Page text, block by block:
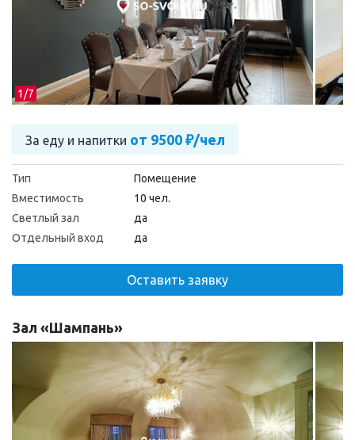
1/7
За еду и напитки от 9500 ₽/чел
Тип
Помещение
Вместимость
10 чел.
Светлый зал
да
Отдельный вход
да
Оставить заявку
Зал «Шампань»